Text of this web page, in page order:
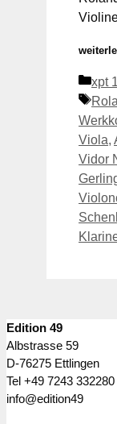
xpt
Viola,
Vidor
Edition 49
Albstrasse 59
D-76275 Ettlingen
Tel +49 7243 332280
info@edition49